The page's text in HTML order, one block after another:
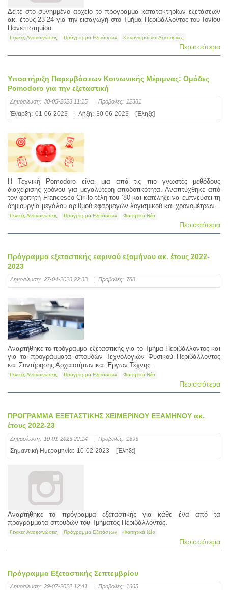
Δείτε στο συνημμένο αρχείο το πρόγραμμα κατατακτηρίων εξετάσεων
ακ. έτους 23-24 για την εισαγωγή στο Τμήμα Περιβάλλοντος του Ιονίου
Πανεπιστημίου.
Γενικές Ανακοινώσεις Πρόγραμμα Εξετάσεων Κανονισμοί και Λειτουργίες
Περισσότερα
Υποστήριξη Παρεμβάσεων Κοινωνικής Μέριμνας: Ομάδες
Pomodoro για την εξεταστική
Δημοσίευση: 30-05-2023 11:15 | Προβολές: 12331
Έναρξη: 01-06-2023 | Λήξη: 30-06-2023 [Έληξε]
Η Τεχνική Pomodoro είναι μια από τις πιο γνωστές μεθόδους
διαχείρισης χρόνου για μεγαλύτερη αποδοτικότητα. Αναπτύχθηκε από
τον φοιτητή Francesco Cirillo τέλη του ’80 και κατέληξε να εμπνεύσει τη
δημιουργία μεγάλου αριθμού εφαρμογών λογισμικού και χρονομέτρων.
Γενικές Ανακοινώσεις Πρόγραμμα Εξετάσεων Φοιτητικά Νέα
Περισσότερα
Πρόγραμμα εξεταστικής εαρινού εξαμήνου ακ. έτους 2022-
2023
Δημοσίευση: 27-04-2023 22:33 | Προβολές: 788
Αναρτήθηκε το πρόγραμμα εξεταστικής για το Τμήμα Περιβάλλοντος και
για τα προγράμματα σπουδών Τεχνολογιών Φυσικού Περιβάλλοντος
και Συντήρησης Αρχαιοτήτων και Έργων Τέχνης.
Γενικές Ανακοινώσεις Πρόγραμμα Εξετάσεων Φοιτητικά Νέα
Περισσότερα
ΠΡΟΓΡΑΜΜΑ ΕΞΕΤΑΣΤΙΚΗΣ ΧΕΙΜΕΡΙΝΟΥ ΕΞΑΜΗΝΟΥ ακ.
έτους 2022-23
Δημοσίευση: 10-01-2023 22:14 | Προβολές: 1393
Σημαντική Ημερομηνία: 10-02-2023 [Έληξε]
Αναρτήθηκε το πρόγραμμα εξεταστικής για κάθε ένα από τα
προγράμματα σπουδών του Τμήματος Περιβάλλοντος.
Γενικές Ανακοινώσεις Πρόγραμμα Εξετάσεων Φοιτητικά Νέα
Περισσότερα
Πρόγραμμα Εξεταστικής Σεπτεμβρίου
Δημοσίευση: 29-07-2022 12:41 | Προβολές: 1665